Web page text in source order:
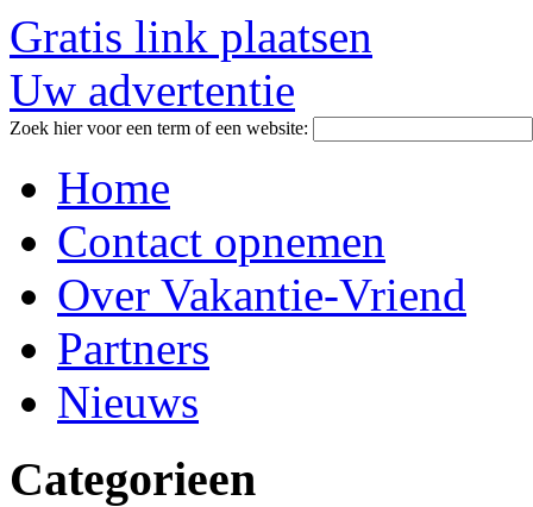
Gratis link plaatsen
Uw advertentie
Zoek hier voor een term of een website:
Home
Contact opnemen
Over Vakantie-Vriend
Partners
Nieuws
Categorieen